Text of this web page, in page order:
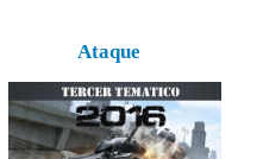
Ataque